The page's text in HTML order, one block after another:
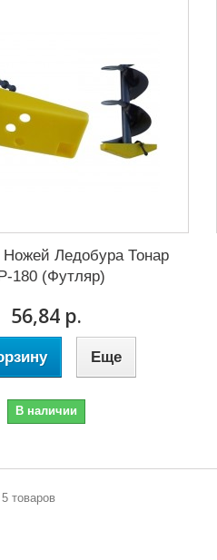
Ледобура Тонар
180 (Футляр)
56,84 р.
Еще
В наличии
товаров